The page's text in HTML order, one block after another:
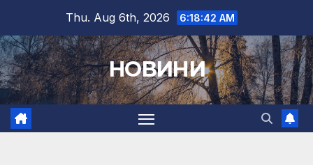
content
Thu. Aug 6th, 2026 6:18:43 AM
НОВИНИ